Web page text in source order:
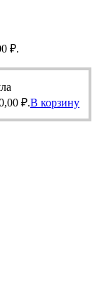
₽.
₽.В корзину